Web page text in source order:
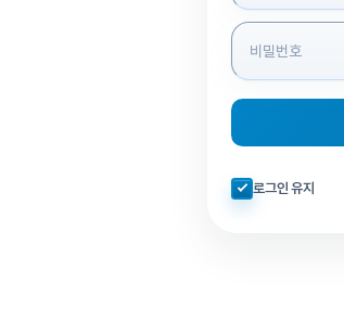
자동로그인 체크
로그인 유지